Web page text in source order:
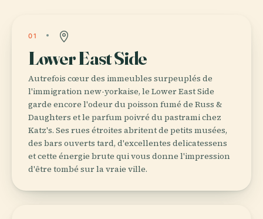
01
Lower East Side
Autrefois cœur des immeubles surpeuplés de
l'immigration new-yorkaise, le Lower East Side
garde encore l'odeur du poisson fumé de Russ &
Daughters et le parfum poivré du pastrami chez
Katz's. Ses rues étroites abritent de petits musées,
des bars ouverts tard, d'excellentes delicatessens
et cette énergie brute qui vous donne l'impression
d'être tombé sur la vraie ville.